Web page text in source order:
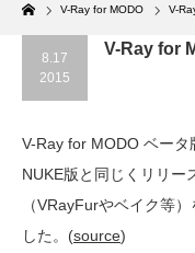
Home
V-Ray for MODO V-
8.17
2015
V-Ray for
V-Ray for MODO ベータ
NUKE版と同じくリリー
（VRayFurやベイク等
した。(source)